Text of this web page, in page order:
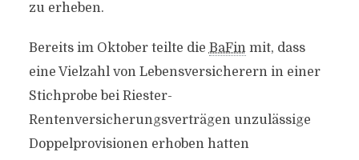
zu erheben.
Bereits im Oktober teilte die BaFinmit, dass
eine Vielzahl von Lebensversicherern in einer
Stichprobe bei Riester-
Rentenversicherungsverträgen unzulässige
Doppelprovisionen erhoben hatten